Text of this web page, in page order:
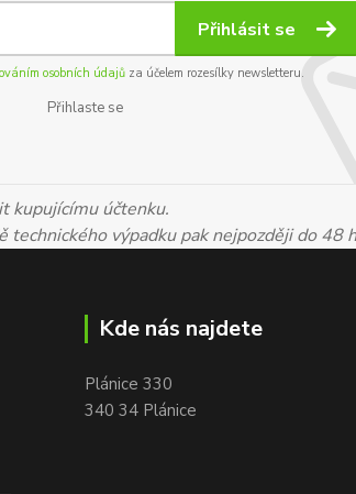
Přihlásit se
osobních údajůza účelem rozesílky newsletteru.
Přihlaste se
kupujícímu účtenku.
výpadku pak nejpozději do 48
Kde nás najdete
Plánice 330
340 34 Plánice